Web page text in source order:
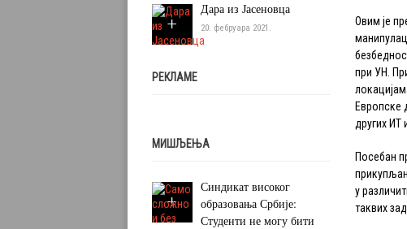
Овим је
при УН.
Европске
других ИТ
Посебан
у
таквих
Дара из Јасеновца
20. фебруара 2021.
РЕКЛАМЕ
МИШЉЕЊА
Синдикат високог
образовања Србије:
Студенти не могу бити